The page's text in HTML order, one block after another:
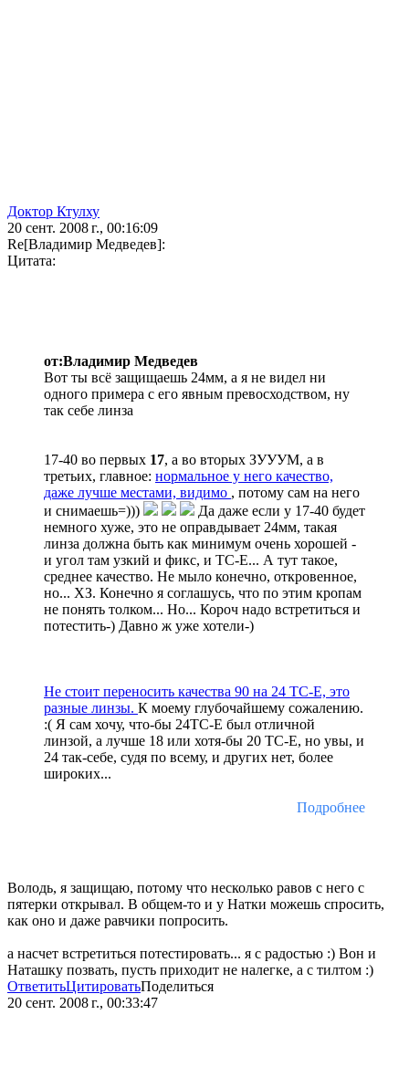
Доктор Ктулху
20 сент. 2008 г., 00:16:09
Re[Владимир Медведев]:
Цитата:
от:Владимир Медведев
Вот ты всё защищаешь 24мм, а я не видел ни
одного примера с его явным превосходством, ну
так себе линза
17-40 во первых 17, а во вторых ЗУУУМ, а в
третьих, главное: нормальное у него качество,
даже лучше местами, видимо , потому сам на него
и снимаешь=)))
Да даже если у 17-40 будет
немного хуже, это не оправдывает 24мм, такая
линза должна быть как минимум очень хорошей -
и угол там узкий и фикс, и ТС-Е... А тут такое,
среднее качество. Не мыло конечно, откровенное,
но... ХЗ. Конечно я соглашусь, что по этим кропам
не понять толком... Но... Короч надо встретиться и
потестить-) Давно ж уже хотели-)
Не стоит переносить качества 90 на 24 ТС-Е, это
разные линзы. К моему глубочайшему сожалению.
:( Я сам хочу, что-бы 24ТС-Е был отличной
линзой, а лучше 18 или хотя-бы 20 ТС-Е, но увы, и
24 так-себе, судя по всему, и других нет, более
широких...
Подробнее
Володь, я защищаю, потому что несколько равов с него с
пятерки открывал. В общем-то и у Натки можешь спросить,
как оно и даже равчики попросить.
а насчет встретиться потестировать... я с радостью :) Вон и
Наташку позвать, пусть приходит не налегке, а с тилтом :)
ОтветитьЦитироватьПоделиться
20 сент. 2008 г., 00:33:47